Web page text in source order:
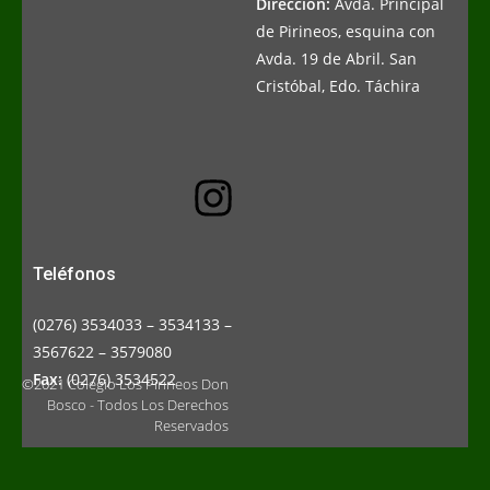
de Pirineos, esquina con
Avda. 19 de Abril. San
Cristóbal, Edo. Táchira
Teléfonos
(0276) 3534033 – 3534133 –
3567622 – 3579080
Fax: (0276) 3534522
©2021 Colegio Los Pirineos Don
Bosco - Todos Los Derechos
Reservados